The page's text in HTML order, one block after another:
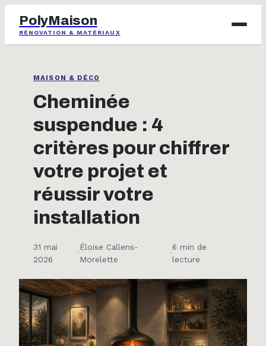
PolyMaison
RÉNOVATION & MATÉRIAUX
IMMOBILIER
JARDINAGE
MAISON & DÉCO
MAISON & DÉCO
Cheminée
suspendue : 4
critères pour chiffrer
votre projet et
réussir votre
installation
31 mai
2026
·
Éloïse Callens-
Morelette
·
6 min de
lecture